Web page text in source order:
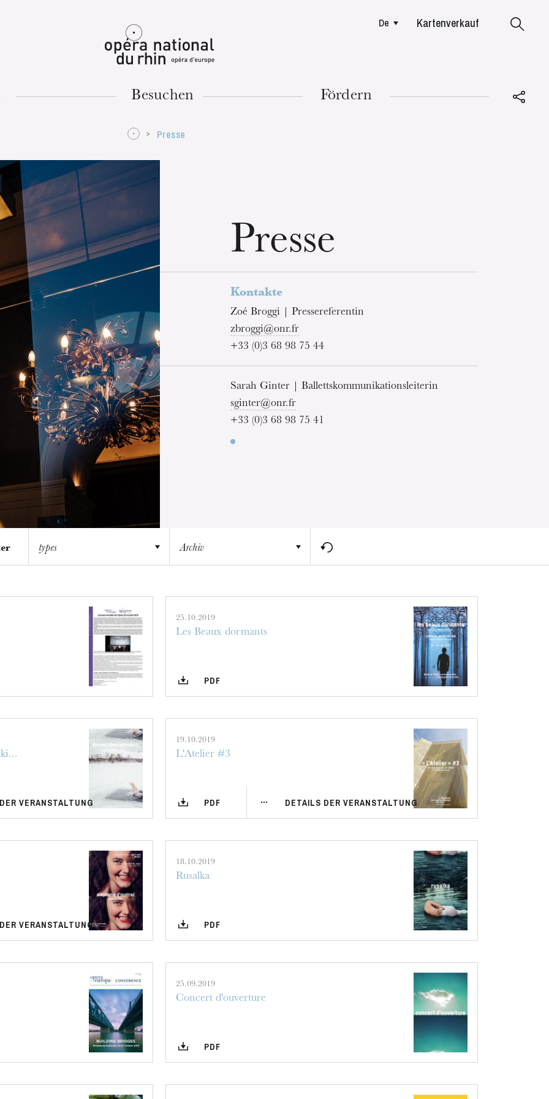
Mulhouse
19 19
De Kartenverkauf
Besuchen Fördern
Presse
Presse
Kontakte
Zoé Broggi | Pressereferentin
zbroggi@onr.fr
+33 (0)3 68 98 75 44
Sarah Ginter | Ballettskommunikationsleiterin
sginter@onr.fr
+33 (0)3 68 98 75 41
types Archiv
25.10.2019
Les Beaux dormants
PDF
VERANSTALTUNG
19.10.2019
L'Atelier #3
PDF DETAILS DER VERANSTALTUNG
VERANSTALTUNG
18.10.2019
Rusalka
PDF
25.09.2019
Concert d'ouverture
PDF